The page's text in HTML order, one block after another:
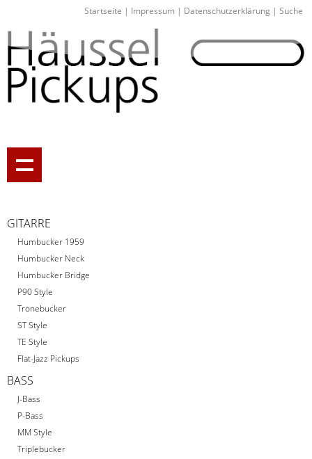
Startseite | Impressum | Datenschutzerklärung | Suche
GITARRE
Humbucker 1959
Humbucker Neck
Humbucker Bridge
P90 Style
Tronebucker
ST Style
TE Style
Flat-Jazz Pickups
BASS
J-Bass
P-Bass
MM Style
Triplebucker